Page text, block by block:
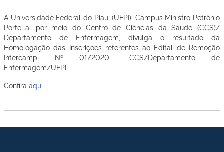
A Universidade Federal do Piauí (UFPI), Campus Ministro Petrônio
Portella, por meio do Centro de Ciências da Saúde (CCS)/
Departamento de Enfermagem, divulga o resultado da
Homologação das Inscrições referentes ao Edital de Remoção
Intercampi Nº 01/2020– CCS/Departamento de
Enfermagem/UFPI.
Confira aqui